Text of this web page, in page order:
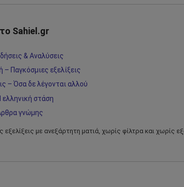
Sahiel.gr
& Αναλύσεις
– Παγκόσμιες εξελίξεις
– Όσα δε λέγονται αλλού
ελληνική στάση
γνώμης
εξελίξεις με ανεξάρτητη ματιά, χωρίς φίλτρα και χωρίς